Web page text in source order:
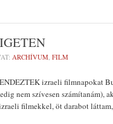
ARCHÍVUM, FILM
izraeli filmnapokat
nem szívesen számítanám),
filmekkel, öt darabot